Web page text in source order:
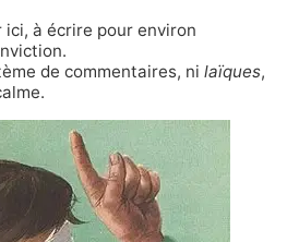
à écrire pour environ
de commentaires, ni laïques,